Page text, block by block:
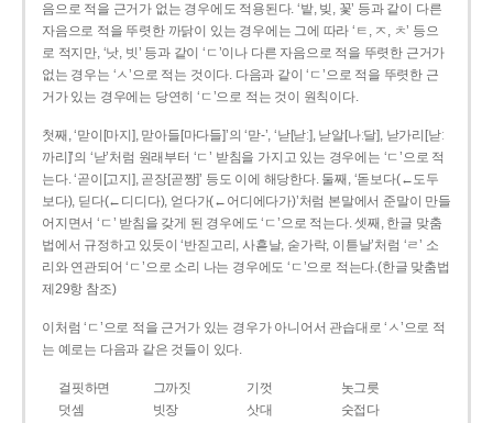
음으로 적을 근거가 없는 경우에도 적용된다. ‘밭, 빚, 꽃’ 등과 같이 다른
자음으로 적을 뚜렷한 까닭이 있는 경우에는 그에 따라 ‘ㅌ, ㅈ, ㅊ’ 등으
로 적지만, ‘낫, 빗’ 등과 같이 ‘ㄷ’이나 다른 자음으로 적을 뚜렷한 근거가
없는 경우는 ‘ㅅ’으로 적는 것이다. 다음과 같이 ‘ㄷ’으로 적을 뚜렷한 근
거가 있는 경우에는 당연히 ‘ㄷ’으로 적는 것이 원칙이다.
첫째, ‘맏이[마지], 맏아들[마다들]’의 ‘맏-’, ‘낟[낟ː], 낟알[나ː달], 낟가리[낟ː
까리]’의 ‘낟’처럼 원래부터 ‘ㄷ’ 받침을 가지고 있는 경우에는 ‘ㄷ’으로 적
는다. ‘곧이[고지], 곧장[곧짱]’ 등도 이에 해당한다. 둘째, ‘돋보다(←도두
보다), 딛다(←디디다), 얻다가(←어디에다가)’처럼 본말에서 준말이 만들
어지면서 ‘ㄷ’ 받침을 갖게 된 경우에도 ‘ㄷ’으로 적는다. 셋째, 한글 맞춤
법에서 규정하고 있듯이 ‘반짇고리, 사흗날, 숟가락, 이튿날’처럼 ‘ㄹ’ 소
리와 연관되어 ‘ㄷ’으로 소리 나는 경우에도 ‘ㄷ’으로 적는다.(한글 맞춤법
제29항 참조)
이처럼 ‘ㄷ’으로 적을 근거가 있는 경우가 아니어서 관습대로 ‘ㅅ’으로 적
는 예로는 다음과 같은 것들이 있다.
걸핏하면 그까짓 기껏
놋그릇
덧셈
빗장 삿대
숫접다